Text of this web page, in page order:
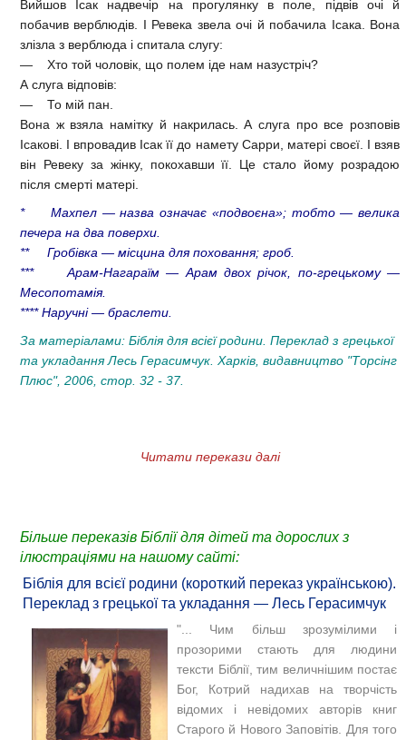
Вийшов Ісак надвечір на прогулянку в поле, підвів очі й
побачив верблюдів. І Ревека звела очі й побачила Ісака. Вона
злізла з верблюда і спитала слугу:
— Хто той чоловік, що полем іде нам назустріч?
А слуга відповів:
— То мій пан.
Вона ж взяла намітку й накрилась. А слуга про все розповів
Ісакові. І впровадив Ісак її до намету Сарри, матері своєї. І взяв
він Ревеку за жінку, покохавши її. Це стало йому розрадою
після смерті матері.
* Махпел — назва означає «подвоєна»; тобто — велика
печера на два поверхи.
** Гробівка — місцина для поховання; гроб.
*** Арам-Нагараїм — Арам двох річок, по-грецькому —
Месопотамія.
**** Наручні — браслети.
За матеріалами: Біблія для всієї родини. Переклад з грецької
та укладання Лесь Герасимчук. Харків, видавництво "Торсінг
Плюс", 2006, стор. 32 - 37.
Читати перекази далі
Більше переказів Біблії для дітей та дорослих з
ілюстраціями на нашому сайті:
Біблія для всієї родини (короткий переказ українською).
Переклад з грецької та укладання — Лесь Герасимчук
"... Чим більш зрозумілими і
прозорими стають для людини
тексти Біблії, тим величнішим постає
Бог, Котрий надихав на творчість
відомих і невідомих авторів книг
Старого й Нового Заповітів. Для того